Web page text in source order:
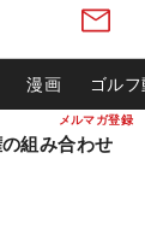
メルマガ登録
漫画 ゴル
組み合わせ